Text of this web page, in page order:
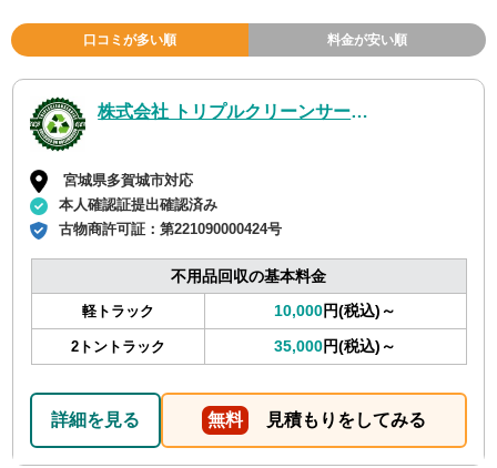
口コミが多い順 料金が安い順
株式会社 トリプルクリーンサービス
宮城県多賀城市対応
本人確認証提出確認済み
古物商許可証：第221090000424号
不用品回収の基本料金
軽トラック 10,000円(税込)～
2トントラック 35,000円(税込)～
詳細を見る 無料 見積もりをしてみる